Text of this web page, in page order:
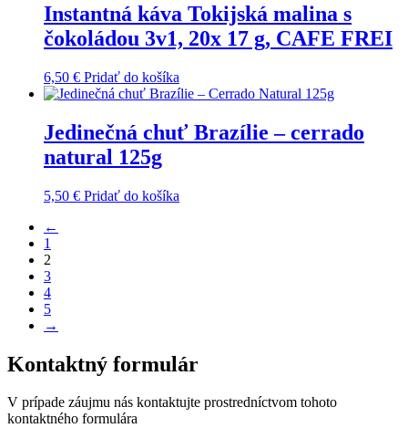
Instantná káva Tokijská malina s
čokoládou 3v1, 20x 17 g, CAFE FREI
6,50 € Pridať do košíka
Jedinečná chuť Brazílie – cerrado
natural 125g
5,50 € Pridať do košíka
←
1
2
3
4
5
→
Kontaktný formulár
V prípade záujmu nás kontaktujte prostredníctvom tohoto
kontaktného formulára